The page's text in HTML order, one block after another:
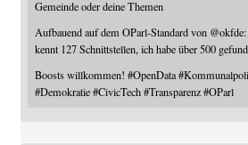
Gemeinde oder deine Themen
Aufbauend auf dem OParl-Standard von @okfde:
kennt 127 Schnittstellen, ich habe über 500
Boosts willkommen! #OpenData #
#Demokratie #CivicTech #Transparenz #OParl